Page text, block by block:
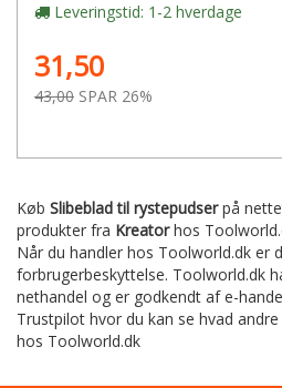
Leveringstid: 1-2 hverdage
31,50
43,00 SPAR 26%
Køb Slibeblad til rystepudserpå
produkter fra Kreatorhos
Når du handler hos Toolworld.dk er
forbrugerbeskyttelse. Toolworld.dk
nethandel og er godkendt af e-
Trustpilot hvor du kan se hvad
hos Toolworld.dk